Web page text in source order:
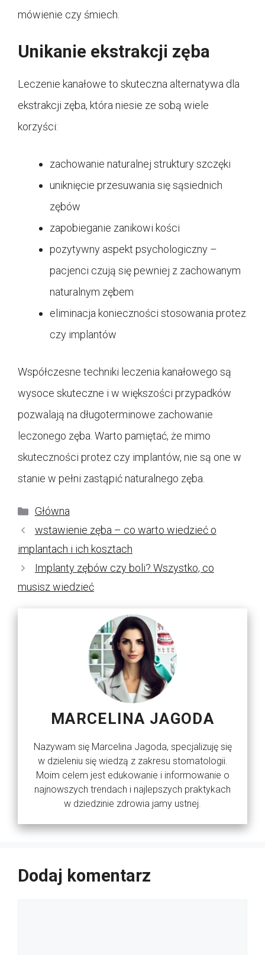
mówienie czy śmiech.
Unikanie ekstrakcji zęba
Leczenie kanałowe to skuteczna alternatywa dla
ekstrakcji zęba, która niesie ze sobą wiele
korzyści:
zachowanie naturalnej struktury szczęki
uniknięcie przesuwania się sąsiednich
zębów
zapobieganie zanikowi kości
pozytywny aspekt psychologiczny –
pacjenci czują się pewniej z zachowanym
naturalnym zębem
eliminacja konieczności stosowania protez
czy implantów
Współczesne techniki leczenia kanałowego są
wysoce skuteczne i w większości przypadków
pozwalają na długoterminowe zachowanie
leczonego zęba. Warto pamiętać, że mimo
skuteczności protez czy implantów, nie są one w
stanie w pełni zastąpić naturalnego zęba.
Kategorie
Główna
wstawienie zęba – co warto wiedzieć o
implantach i ich kosztach
Implanty zębów czy boli? Wszystko, co
musisz wiedzieć
MARCELINA JAGODA
Nazywam się Marcelina Jagoda, specjalizuję się
w dzieleniu się wiedzą z zakresu stomatologii.
Moim celem jest edukowanie i informowanie o
najnowszych trendach i najlepszych praktykach
w dziedzinie zdrowia jamy ustnej.
Dodaj komentarz